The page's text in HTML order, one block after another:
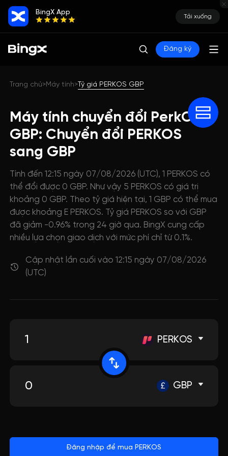
BingX App
Tải xuống
Đăng ký
Trang chủ>Máy tính>Tỷ giá PERKOS GBP
Máy tính chuyển đổi PerkOS
GBP: Chuyển đổi PERKOS
sang GBP
Tính đến 12:15 ngày 07/08/2026 (UTC), 1 PERKOS có
thể đổi được 0 GBP. Như vậy 5 PERKOS có giá trị
khoảng 0 GBP. Theo tỷ giá hiện tại, 1 GBP có thể mua
được khoảng E PERKOS. Tỷ giá PERKOS so với GBP
đã giảm -0.96% trong 24 giờ qua. BingX cung cấp
nhiều lựa chọn giao dịch với mức phí chỉ từ 0.1%.
Cập nhật lần cuối vào 12:15 ngày 07/08/2026
(UTC)
PERKOS
GBP
Đăng nhập để mua PERKOS